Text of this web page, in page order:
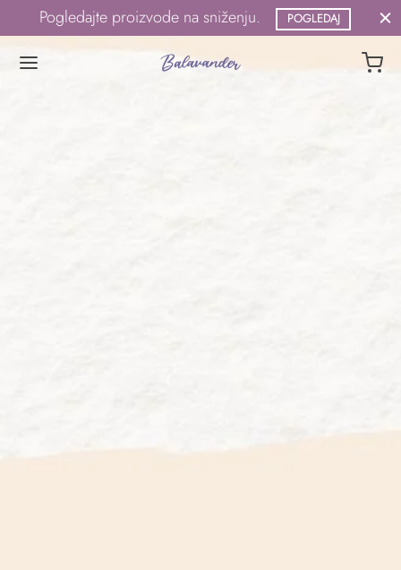
Pogledajte proizvode na sniženju. POGLEDAJ